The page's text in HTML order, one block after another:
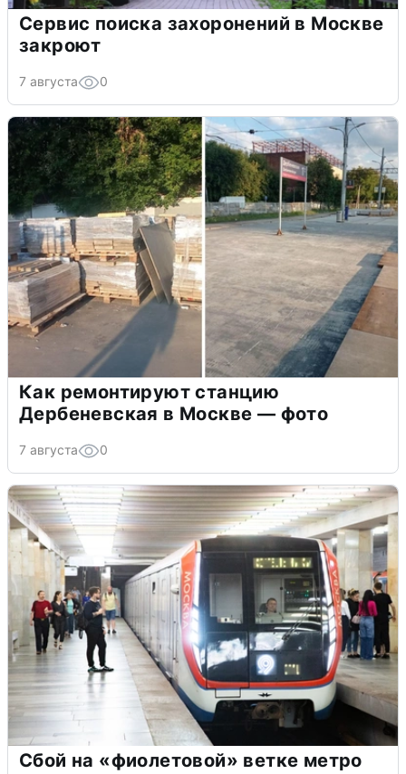
Сервис поиска захоронений в Москве
закроют
7 августа 0
Как ремонтируют станцию
Дербеневская в Москве — фото
7 августа 0
Сбой на «фиолетовой» ветке метро